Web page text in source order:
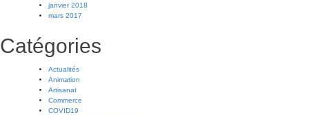
janvier 2018
mars 2017
Catégories
Actualités
Animation
Artisanat
Commerce
COVID19